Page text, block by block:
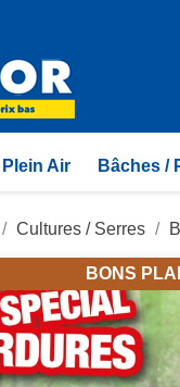
Plein Air Bâches /
Cultures / Serres
BONS